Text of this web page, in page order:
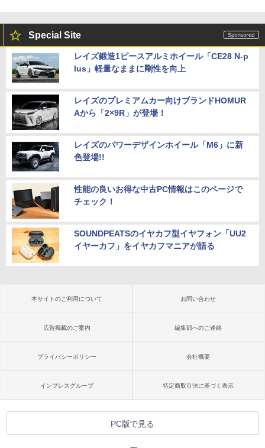
Special Site
レイズ鍛造1ピースアルミホイール「CE28 N-p
lus」軽量なままに剛性を向上
レイズのプレミアムカー向けブランドHOMUR
Aから「2×9R」が登場！
レイズのパワーデザインホイール「M6」に新
色登場!!
性能の良いお得な中古PC情報はこのページで
チェック！
SOUNDPEATSのイヤカフ型イヤフォン「UU2
イヤーカフ」をイヤカフマニアが語る
本サイトのご利用について お問い合わせ
広告掲載のご案内 編集部へのご連絡
プライバシーポリシー 会社概要
インプレスグループ 特定商取引法に基づく表示
PC版で見る